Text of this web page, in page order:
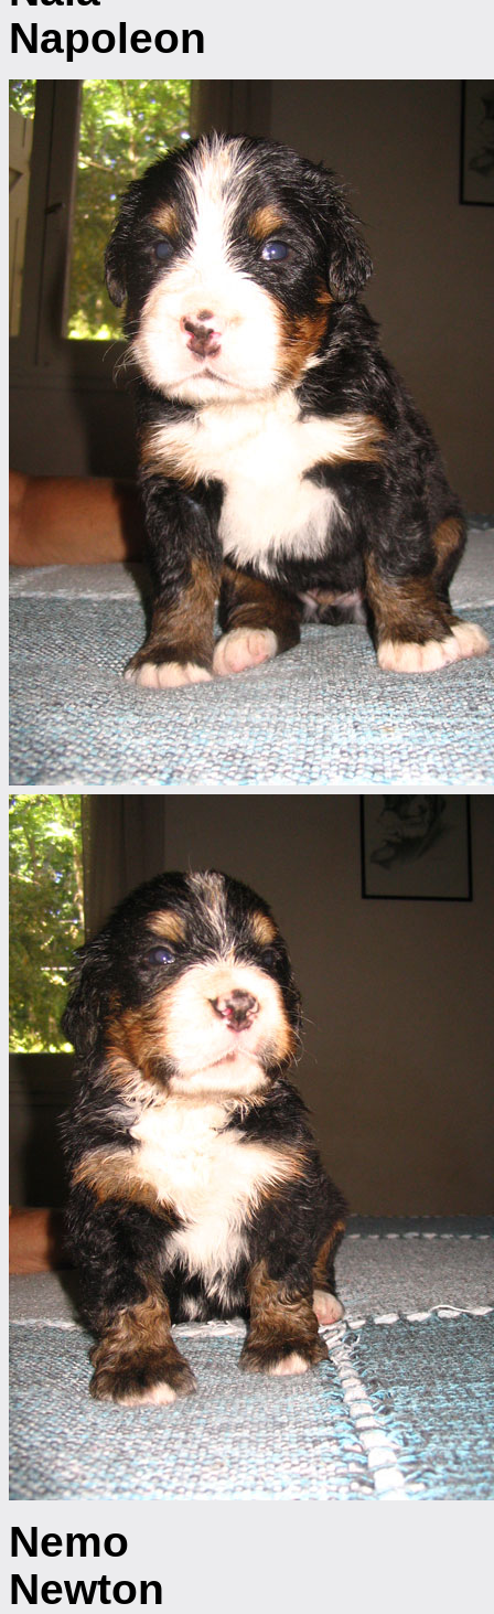
Napoleon
Newton